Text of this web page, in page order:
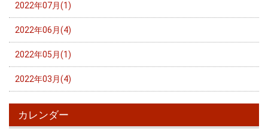
2022年07月(1)
2022年06月(4)
2022年05月(1)
2022年03月(4)
カレンダー